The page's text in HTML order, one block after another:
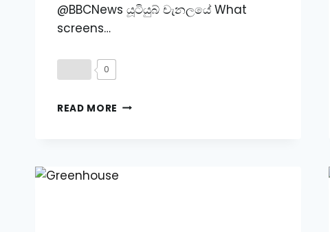
@BBCNews යූටියුබ් චැනලයේ What
screens…
0
READ MORE SCREEN
සැඟවුණු